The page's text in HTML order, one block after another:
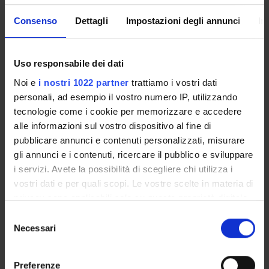
Consenso Dettagli Impostazioni degli annunci
Uso responsabile dei dati
Noi e i nostri 1022 partner trattiamo i vostri dati
personali, ad esempio il vostro numero IP, utilizzando
tecnologie come i cookie per memorizzare e accedere
alle informazioni sul vostro dispositivo al fine di
pubblicare annunci e contenuti personalizzati, misurare
gli annunci e i contenuti, ricercare il pubblico e sviluppare
i servizi. Avete la possibilità di scegliere chi utilizza i
vostri dati e per quali scopi. Le vostre scelte in materia di
privacy sono applicabili solo su questa proprietà digitale
modificare o revocare il proprio consenso in qualsiasi
momento dalla Dichiarazione sui cookie o facendo clic
delNecessari
Preferenze
VACANZE
DAL
AL
Festa dell'Immacolata Concezione
Vacanze di Natale 22-dic-2008
Vacanze di Pasqua 10-apr-2009 14-apr-
Festa della Liberazione 25-apr-2009 25-apr-
Festa del Lavoro 1-mag-2009 1-mag-
Festa del Santo Patrono 21-mag-2009 21-
Vacanze estive 16-